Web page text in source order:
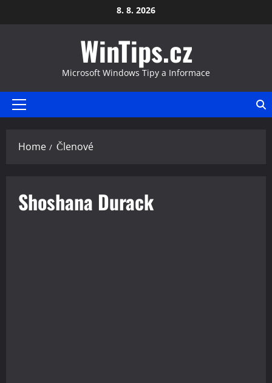
to
8. 8. 2026
WinTips.cz
Microsoft Windows Tipy a Informace
Primary
Home Členové
Shoshana Durack